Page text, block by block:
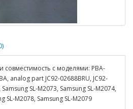
с моделями: PBA-
analog part JC92-02688BRU, JC92-
SL-M2073, Samsung SL-M2074,
SL-M2078, Samsung SL-M2079